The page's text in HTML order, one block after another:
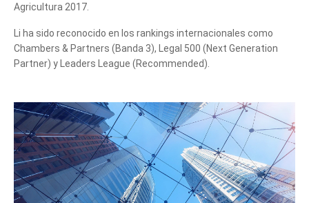
Cuéntanos, ¿Cómo
te podemos ayudar?
Agricultura 2017.
Li ha sido reconocido en los rankings internacionales como
Chambers & Partners (Banda 3), Legal 500 (Next Generation
Partner) y Leaders League (Recommended).